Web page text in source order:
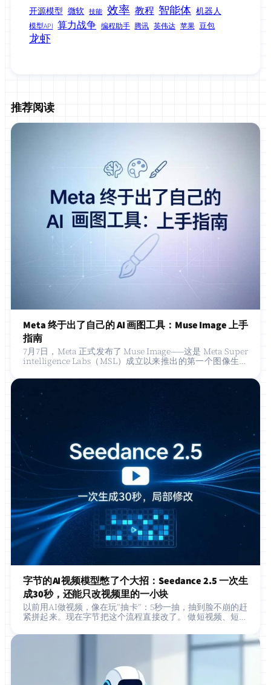
开源模型 微软 技能 效率 教程 智能体 机器人
模型API 算力战争 编程助手 腾讯 英伟达 苹果 豆包
龙虾
推荐阅读
Meta 终于出了自己的 AI 画图工具：Muse Image 上手
指南
7月7日，Meta 正式发布了 Muse Image——这是 Meta Super
intelligence Labs（MSL）成立以来推出的第一个图像生成
模型，内部代号 Mango。跟之前的 Emu …
字节的AI视频模型憋了个大招：Seedance 2.5 一次生
成30秒，还能只改视频里的一小块
以前用AI做视频，像在玩”抽卡”：5秒一抽，抽到脸不崩的赶
紧拼起来。现在字节把这个流程直接改了。 做短视频、短剧
秒的产品…